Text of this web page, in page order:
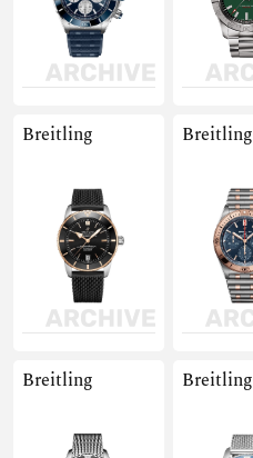
Breitling Breitling
Breitling Breitling